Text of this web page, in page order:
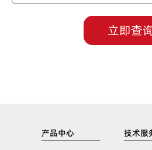
立即查
产品中心 技术服